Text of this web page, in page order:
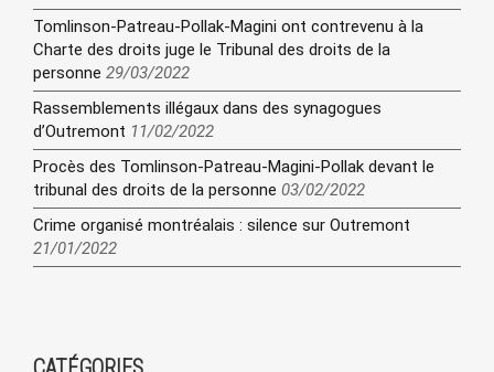
Tomlinson-Patreau-Pollak-Magini ont contrevenu à la
Charte des droits juge le Tribunal des droits de la
personne 29/03/2022
Rassemblements illégaux dans des synagogues
d’Outremont 11/02/2022
Procès des Tomlinson-Patreau-Magini-Pollak devant le
tribunal des droits de la personne 03/02/2022
Crime organisé montréalais : silence sur Outremont
21/01/2022